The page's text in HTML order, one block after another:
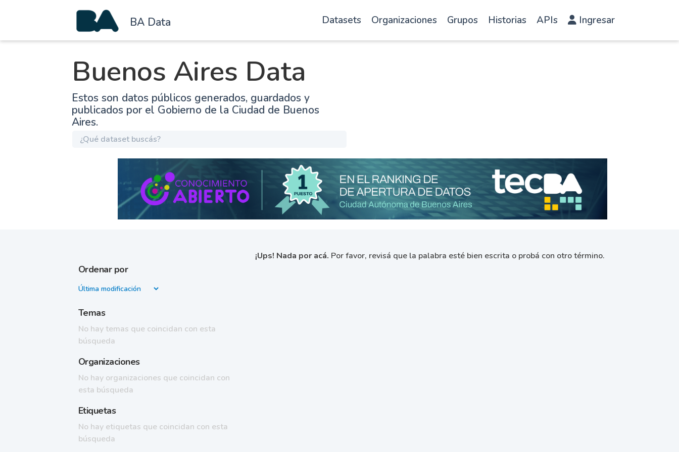
BA Data Datasets Organizaciones Grupos Historias APIs Ingresar
Buenos Aires Data
Estos son datos públicos generados, guardados y
publicados por el Gobierno de la Ciudad de Buenos
Aires.
Ordenar por
Temas
No hay temas que coincidan con esta
búsqueda
Organizaciones
No hay organizaciones que coincidan con
esta búsqueda
Etiquetas
No hay etiquetas que coincidan con esta
búsqueda
¡Ups! Nada por acá. Por favor, revisá que la palabra esté bien escrita o probá con otro término.